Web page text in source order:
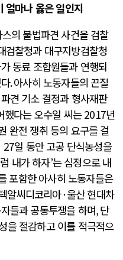
얼마나 옳은 일인지
의 불법파견 사건을 검찰
검찰청과 대구지방검찰청
동료 조합원들과 연행되
.아사히 노동자들의 끈질
견 기소 결정과 형사재판
했다는 오수일 씨는2017년
완전 쟁취 등의 요구를 걸
27일 동안 고공 단식농성을
내가 하자’는 심정으로 내
포함한 아사히 노동자들은
알씨디코리아·울산 현대차
들과 공동투쟁을 하며,단
을 절감하고 이를 적극적으